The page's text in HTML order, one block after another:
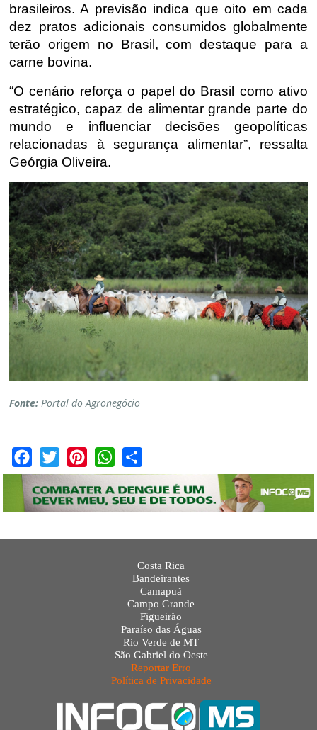
brasileiros. A previsão indica que oito em cada
dez pratos adicionais consumidos globalmente
terão origem no Brasil, com destaque para a
carne bovina.
“O cenário reforça o papel do Brasil como ativo
estratégico, capaz de alimentar grande parte do
mundo e influenciar decisões geopolíticas
relacionadas à segurança alimentar”, ressalta
Geórgia Oliveira.
Fonte: Portal do Agronegócio
Facebook
Twitter PinterestWhatsApp
Costa Rica
Bandeirantes
Camapuã
Campo Grande
Figueirão
Paraíso das Águas
Rio Verde de MT
São Gabriel do Oeste
Reportar Erro
Política de Privacidade